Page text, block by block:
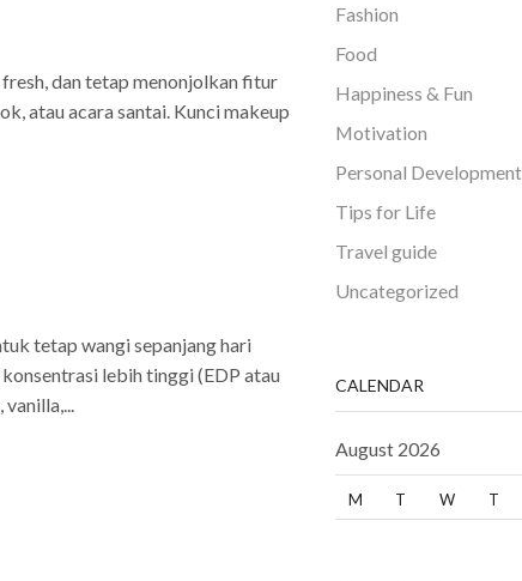
dan tetap menonjolkan fitur
atau acara santai. Kunci makeup
tetap wangi sepanjang hari
lebih tinggi (EDP atau
Fashion
Food
Happiness & Fun
Motivation
Personal Development
Tips for Life
Travel guide
Uncategorized
CALENDAR
August 2026
M T W T